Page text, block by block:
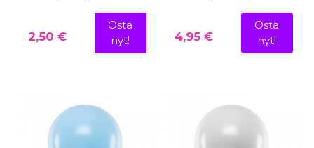
2,50 €
Osta
nyt!
4,95 €
Osta
nyt!